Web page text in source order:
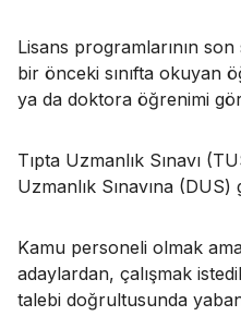
Lisans programlarının son
bir önceki sınıfta okuyan
ya da doktora öğrenimi
Tıpta Uzmanlık Sınavı
Uzmanlık Sınavına
Kamu personeli olmak
adaylardan, çalışmak
talebi doğrultusunda